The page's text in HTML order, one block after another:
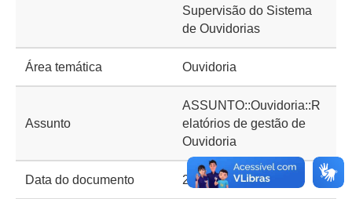
Supervisão do Sistema
de Ouvidorias
Área temática Ouvidoria
Assunto
ASSUNTO::Ouvidoria::R
elatórios de gestão de
Ouvidoria
Data do documento 2024